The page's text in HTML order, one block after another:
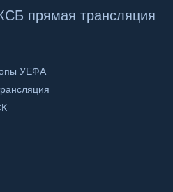
прямая трансляция
УЕФА